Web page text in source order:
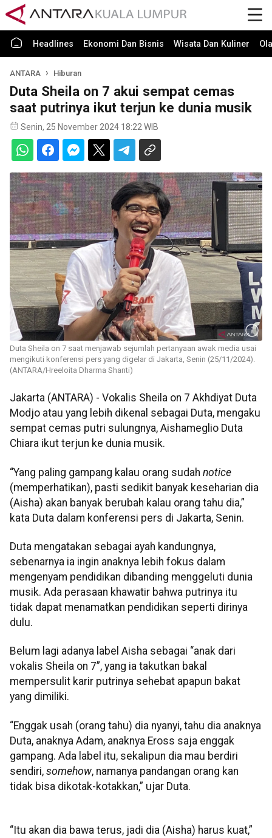
Headlines Ekonomi Dan Bisnis Wisata Dan Kuliner
ANTARA Hiburan
Duta Sheila on 7 akui sempat cemas
saat putrinya ikut terjun ke dunia musik
Senin, 25 November 2024 18:22 WIB
Duta Sheila on 7 saat menjawab sejumlah pertanyaan awak media usai
mengikuti konferensi pers yang digelar di Jakarta, Senin (25/11/2024).
(ANTARA/Hreeloita Dharma Shanti)
Jakarta (ANTARA) - Vokalis Sheila on 7 Akhdiyat Duta
Modjo atau yang lebih dikenal sebagai Duta, mengaku
sempat cemas putri sulungnya, Aishameglio Duta
Chiara ikut terjun ke dunia musik.
“Yang paling gampang kalau orang sudah notice
(memperhatikan), pasti sedikit banyak keseharian dia
(Aisha) akan banyak berubah kalau orang tahu dia,”
kata Duta dalam konferensi pers di Jakarta, Senin.
Duta mengatakan sebagai ayah kandungnya,
sebenarnya ia ingin anaknya lebih fokus dalam
mengenyam pendidikan dibanding menggeluti dunia
musik. Ada perasaan khawatir bahwa putrinya itu
tidak dapat menamatkan pendidikan seperti dirinya
dulu.
Belum lagi adanya label Aisha sebagai “anak dari
vokalis Sheila on 7”, yang ia takutkan bakal
mempersulit karir putrinya sehebat apapun bakat
yang dimiliki.
“Enggak usah (orang tahu) dia nyanyi, tahu dia anaknya
Duta, anaknya Adam, anaknya Eross saja enggak
gampang. Ada label itu, sekalipun dia mau berdiri
sendiri, somehow, namanya pandangan orang kan
tidak bisa dikotak-kotakkan,” ujar Duta.
“Itu akan dia bawa terus, jadi dia (Aisha) harus kuat,”